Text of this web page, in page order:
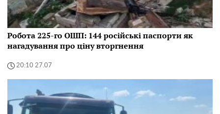
Робота 225-го ОШП: 144 російські паспорти як
нагадування про ціну вторгнення
20:10 27.07